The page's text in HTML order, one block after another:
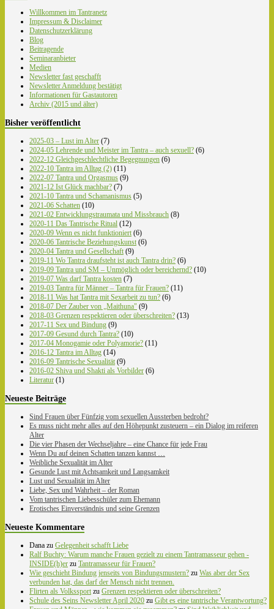
Willkommen im Tantranetz
Impressum & Disclaimer
Datenschutzerklärung
Blog
Beitragende
Seminaranbieter
Medien
Newsletter fast geschafft
Newsletter Anmeldung bestätigt
Informationen für Gastautoren
Archiv (2015 und älter)
Bisher veröffentlicht
2025-03 – Lust im Alter (7)
2024-05 Lehrende und Meister im Tantra – auch sexuell? (6)
2022-12 Gleichgeschlechtliche Begegnungen (6)
2022-10 Tantra im Alltag (2) (11)
2022-07 Tantra und Orgasmus (9)
2021-12 Ist Glück machbar? (7)
2021-10 Tantra und Schamanismus (5)
2021-06 Schatten (10)
2021-02 Entwicklungstraumata und Missbrauch (8)
2020-11 Das Tantrische Ritual (12)
2020-09 Wenn es nicht funktioniert (6)
2020-06 Tantrische Beziehungskunst (6)
2020-04 Tantra und Gesellschaft (9)
2019-11 Wo Tantra draufsteht ist auch Tantra drin? (6)
2019-09 Tantra und SM – Unmöglich oder bereichernd? (10)
2019-07 Was darf Tantra kosten (7)
2019-03 Tantra für Männer – Tantra für Frauen? (11)
2018-11 Was hat Tantra mit Sexarbeit zu tun? (6)
2018-07 Der Zauber von „Maithuna" (9)
2018-03 Grenzen respektieren oder überschreiten? (13)
2017-11 Sex und Bindung (9)
2017-09 Gesund durch Tantra? (10)
2017-04 Monogamie oder Polyamorie? (11)
2016-12 Tantra im Alltag (14)
2016-09 Tantrische Sexualität (9)
2016-02 Shiva und Shakti als Vorbilder (6)
Literatur (1)
Neueste Beiträge
Sind Frauen über Fünfzig vom sexuellen Aussterben bedroht?
Es muss nicht mehr alles auf den Höhepunkt zusteuern – ein Dialog im reiferen
Alter
Die vier Phasen der Wechseljahre – eine Chance für jede Frau
Wenn Du auf deinen Schatten tanzen kannst …
Weibliche Sexualität im Alter
Gesunde Lust mit Achtsamkeit und Langsamkeit
Lust und Sexualität im Alter
Liebe, Sex und Wahrheit – der Roman
Vom tantrischen Liebesschüler zum Ehemann
Erotisches Einverständnis und seine Grenzen
Neueste Kommentare
Dana zu Gelegenheit schafft Liebe
Ralf Buchty: Warum manche Frauen gezielt zu einem Tantramasseur gehen -
INSIDE(h)er zu Tantramasseur für Frauen?
Wie geschieht Bindung jenseits von Bindungsmustern? zu Was aber der Sex
verbunden hat, das darf der Mensch nicht trennen.
Flirten als Volkssport zu Grenzen respektieren oder überschreiten?
Schule des Seins Newsletter April 2020 zu Gibt es eine tantrische Verantwortung?